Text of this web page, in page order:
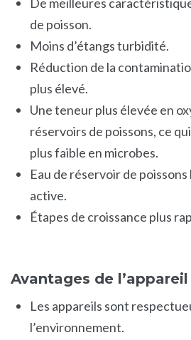
De meilleures
de poisson.
Moins d’étangs turbidité.
Réduction de la
plus élevé.
Une teneur plus élevée en
réservoirs de poissons, ce
plus faible en microbes.
Eau de réservoir de
active.
Étapes de croissance plus
Avantages de l’appareil
Les appareils sont
l’environnement.